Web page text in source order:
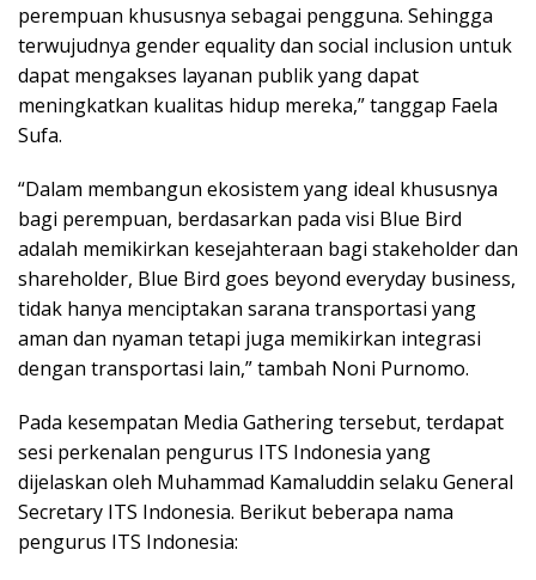
perempuan khususnya sebagai pengguna. Sehingga
terwujudnya gender equality dan social inclusion untuk
dapat mengakses layanan publik yang dapat
meningkatkan kualitas hidup mereka,” tanggap Faela
Sufa.
“Dalam membangun ekosistem yang ideal khususnya
bagi perempuan, berdasarkan pada visi Blue Bird
adalah memikirkan kesejahteraan bagi stakeholder dan
shareholder, Blue Bird goes beyond everyday business,
tidak hanya menciptakan sarana transportasi yang
aman dan nyaman tetapi juga memikirkan integrasi
dengan transportasi lain,” tambah Noni Purnomo.
Pada kesempatan Media Gathering tersebut, terdapat
sesi perkenalan pengurus ITS Indonesia yang
dijelaskan oleh Muhammad Kamaluddin selaku General
Secretary ITS Indonesia. Berikut beberapa nama
pengurus ITS Indonesia: